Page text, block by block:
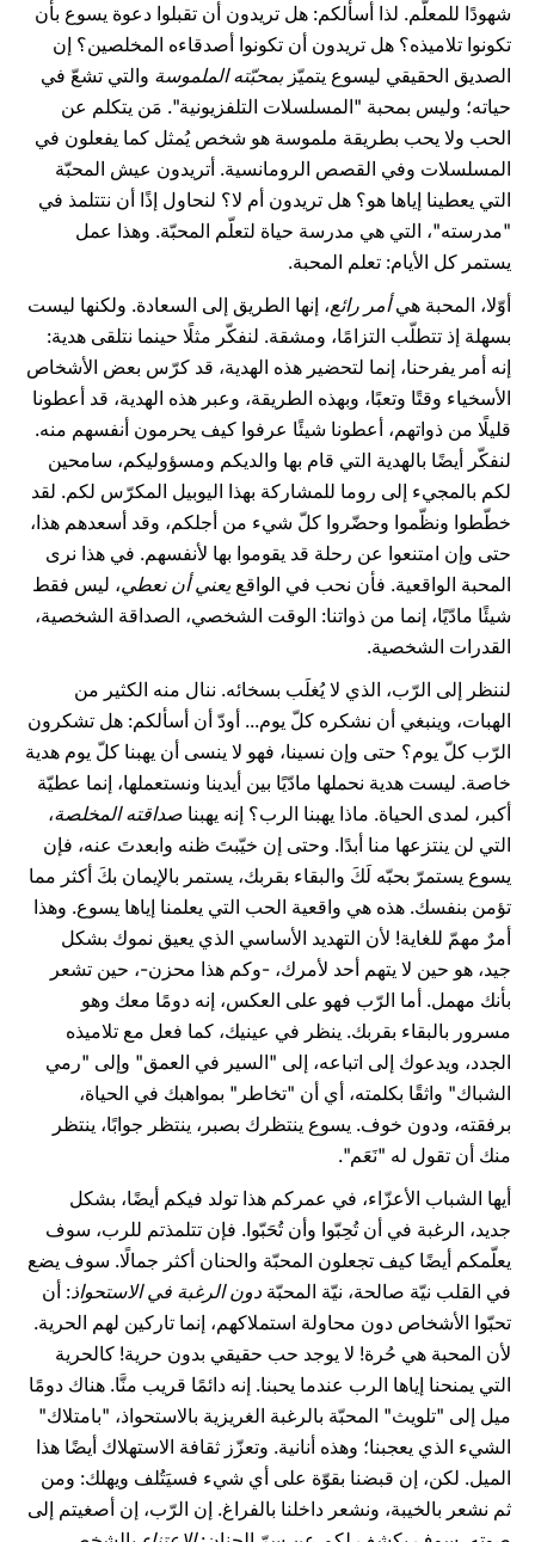
شهودًا للمعلّم. لذا أسألكم: هل تريدون أن تقبلوا دعوة يسوع بأن
تكونوا تلاميذه؟ هل تريدون أن تكونوا أصدقاءه المخلصين؟ إن
الصديق الحقيقي ليسوع يتميّزبمحبّته الملموسة والتي تشعّ في
حياته؛ وليس بمحبة "المسلسلات التلفزيونية". مَن يتكلم عن
الحب ولا يحب بطريقة ملموسة هو شخص يُمثل كما يفعلون في
المسلسلات وفي القصص الرومانسية. أتريدون عيش المحبّة
التي يعطينا إياها هو؟ هل تريدون أم لا؟ لنحاول إذًا أن نتتلمذ في
"مدرسته"، التي هي مدرسة حياة لتعلّم المحبّة. وهذا عمل
يستمر كل الأيام: تعلم المحبة.
أوّلا، المحبة هيأمر رائع، إنها الطريق إلى السعادة. ولكنها ليست
بسهلة إذ تتطلّب التزامًا، ومشقة. لنفكّر مثلًا حينما نتلقى هدية:
إنه أمر يفرحنا، إنما لتحضير هذه الهدية، قد كرّس بعض الأشخاص
الأسخياء وقتًا وتعبًا، وبهذه الطريقة، وعبر هذه الهدية، قد أعطونا
قليلًا من ذواتهم، أعطونا شيئًا عرفوا كيف يحرمون أنفسهم منه.
لنفكّر أيضًا بالهدية التي قام بها والديكم ومسؤوليكم، سامحين
لكم بالمجيء إلى روما للمشاركة بهذا اليوبيل المكرّس لكم. لقد
خطّطوا ونظّموا وحضّروا كلّ شيء من أجلكم، وقد أسعدهم هذا،
حتى وإن امتنعوا عن رحلة قد يقوموا بها لأنفسهم. في هذا نرى
المحبة الواقعية. فأن نحب في الواقعيعني أن نعطي، ليس فقط
شيئًا مادّيًا، إنما من ذواتنا: الوقت الشخصي، الصداقة الشخصية،
القدرات الشخصية.
لننظر إلى الرّب، الذي لا يُغلَب بسخائه. ننال منه الكثير من
الهبات، وينبغي أن نشكره كلّ يوم... أودّ أن أسألكم: هل تشكرون
الرّب كلّ يوم؟ حتى وإن نسينا، فهو لا ينسى أن يهبنا كلّ يوم هدية
خاصة. ليست هدية نحملها مادّيًا بين أيدينا ونستعملها، إنما عطيّة
أكبر، لمدى الحياة. ماذا يهبنا الرب؟ إنه يهبنا صداقته المخلصة،
التي لن ينتزعها منا أبدًا. وحتى إن خيّبتَ ظنه وابعدتَ عنه، فإن
يسوع يستمرّ بحبّه لَكَ والبقاء بقربك، يستمر بالإيمان بكَ أكثر مما
تؤمن بنفسك. هذه هي واقعية الحب التي يعلمنا إياها يسوع. وهذا
أمرٌ مهمّ للغاية! لأن التهديد الأساسي الذي يعيق نموك بشكل
جيد، هو حين لا يتهم أحد لأمرك، -وكم هذا محزن-، حين تشعر
بأنك مهمل. أما الرّب فهو على العكس، إنه دومًا معك وهو
مسرور بالبقاء بقربك. ينظر في عينيك، كما فعل مع تلاميذه
الجدد، ويدعوك إلى اتباعه، إلى "السير في العمق" وإلى "رمي
الشباك" واثقًا بكلمته، أي أن "تخاطر" بمواهبك في الحياة،
برفقته، ودون خوف. يسوع ينتظرك بصبر، ينتظر جوابًا، ينتظر
منك أن تقول له "نَعَم".
أيها الشباب الأعزّاء، في عمركم هذا تولد فيكم أيضًا، بشكل
جديد، الرغبة في أن تُحِبّوا وأن تُحَبّوا. فإن تتلمذتم للرب، سوف
يعلّمكم أيضًا كيف تجعلون المحبّة والحنان أكثر جمالًا. سوف يضع
في القلب نيّة صالحة، نيّة المحبّة دون الرغبة في الاستحواذ: أن
تحبّوا الأشخاص دون محاولة استملاكهم، إنما تاركين لهم الحرية.
لأن المحبة هي حُرة! لا يوجد حب حقيقي بدون حرية! كالحرية
التي يمنحنا إياها الرب عندما يحبنا. إنه دائمًا قريب منَّا. هناك دومًا
ميل إلى "تلويث" المحبّة بالرغبة الغريزية بالاستحواذ، "بامتلاك"
الشيء الذي يعجبنا؛ وهذه أنانية. وتعزّز ثقافة الاستهلاك أيضًا هذا
الميل. لكن، إن قبضنا بقوّة على أي شيء فسيَتُلف ويهلك: ومن
ثم نشعر بالخيبة، ونشعر داخلنا بالفراغ. إن الرّب، إن أصغيتم إلى